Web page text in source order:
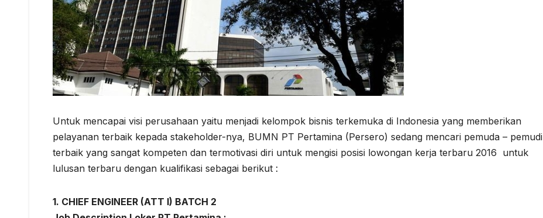
Untuk mencapai visi perusahaan yaitu menjadi kelompok bisnis terkemuka di Indonesia yang memberikan
pelayanan terbaik kepada stakeholder-nya, BUMN PT Pertamina (Persero) sedang mencari pemuda – pemudi
terbaik yang sangat kompeten dan termotivasi diri untuk mengisi posisi lowongan kerja terbaru 2016 untuk
lulusan terbaru dengan kualifikasi sebagai berikut :
1. CHIEF ENGINEER (ATT I) BATCH 2